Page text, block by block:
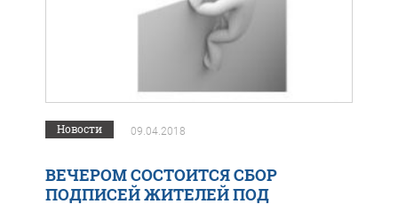
Новости 09.04.2018
ВЕЧЕРОМ СОСТОИТСЯ СБОР
ПОДПИСЕЙ ЖИТЕЛЕЙ ПОД